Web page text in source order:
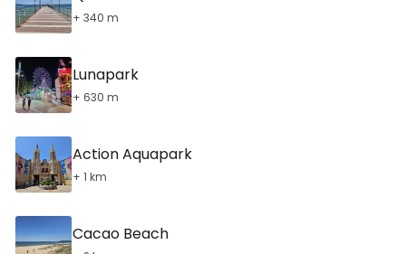
+ 340 m
Lunapark
+ 630 m
Action Aquapark
+ 1 km
Cacao Beach